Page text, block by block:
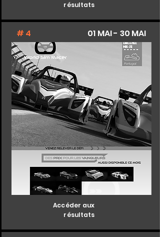
résultats
# 4 01 MAI - 30 MAI
Accéder aux
résultats